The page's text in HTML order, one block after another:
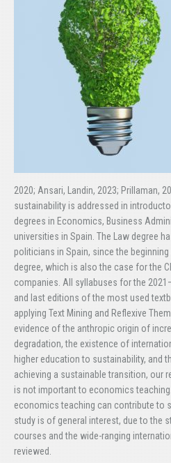
2020; Ansari, Landin, 2023; Prillaman,
sustainability is addressed in
degrees in Economics, Business
universities in Spain. The Law degree
politicians in Spain, since the
degree, which is also the case for the
companies. All syllabuses for the
and last editions of the most used
applying Text Mining and Reflexive
evidence of the anthropic origin of
degradation, the existence of
higher education to sustainability, and
achieving a sustainable transition, our
is not important to economics
economics teaching can contribute to
study is of general interest, due to the
courses and the wide-ranging
reviewed.